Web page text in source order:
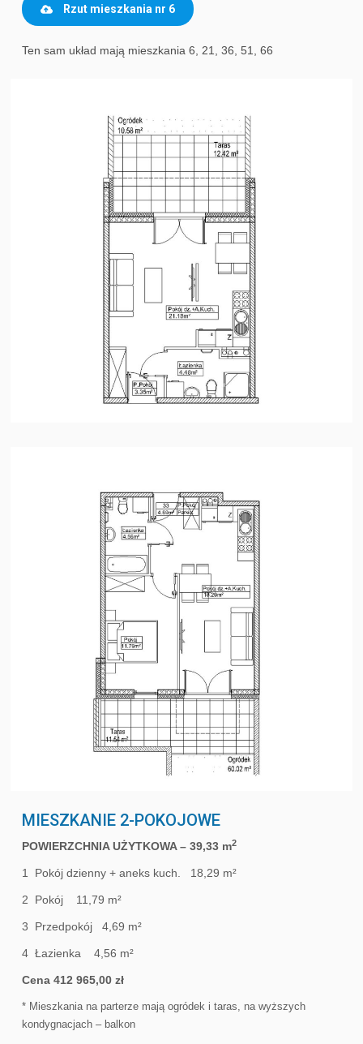
Rzut mieszkania nr 6
Ten sam układ mają mieszkania 6, 21, 36, 51, 66
MIESZKANIE 2-POKOJOWE
POWIERZCHNIA UŻYTKOWA – 39,33 m2
1 Pokój dzienny + aneks kuch. 18,29 m²
2 Pokój 11,79 m²
3 Przedpokój 4,69 m²
4 Łazienka 4,56 m²
Cena 412 965,00 zł
* Mieszkania na parterze mają ogródek i taras, na wyższych
kondygnacjach – balkon